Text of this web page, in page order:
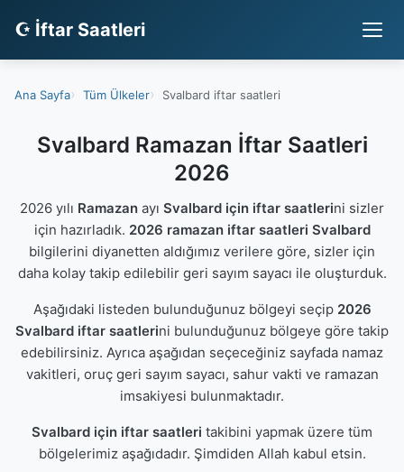
☪ İftar Saatleri
Ana Sayfa Tüm Ülkeler Svalbard iftar saatleri
Svalbard Ramazan İftar Saatleri
2026
2026 yılı Ramazan ayı Svalbard için iftar saatlerini sizler
için hazırladık. 2026 ramazan iftar saatleri Svalbard
bilgilerini diyanetten aldığımız verilere göre, sizler için
daha kolay takip edilebilir geri sayım sayacı ile oluşturduk.
Aşağıdaki listeden bulunduğunuz bölgeyi seçip 2026
Svalbard iftar saatlerini bulunduğunuz bölgeye göre takip
edebilirsiniz. Ayrıca aşağıdan seçeceğiniz sayfada namaz
vakitleri, oruç geri sayım sayacı, sahur vakti ve ramazan
imsakiyesi bulunmaktadır.
Svalbard için iftar saatleri takibini yapmak üzere tüm
bölgelerimiz aşağıdadır. Şimdiden Allah kabul etsin.